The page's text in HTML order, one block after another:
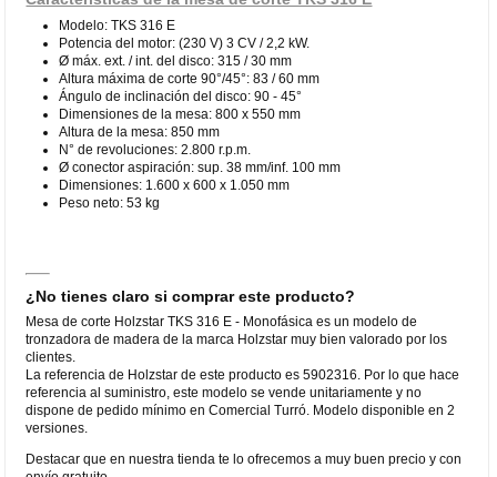
Modelo: TKS 316 E
Potencia del motor: (230 V) 3 CV / 2,2 kW.
Ø máx. ext. / int. del disco: 315 / 30 mm
Altura máxima de corte 90°/45°: 83 / 60 mm
Ángulo de inclinación del disco: 90 - 45°
Dimensiones de la mesa: 800 x 550 mm
Altura de la mesa: 850 mm
N° de revoluciones: 2.800 r.p.m.
Ø conector aspiración: sup. 38 mm/inf. 100 mm
Dimensiones: 1.600 x 600 x 1.050 mm
Peso neto: 53 kg
¿No tienes claro si comprar este producto?
Mesa de corte Holzstar TKS 316 E - Monofásica es un modelo de
tronzadora de madera de la marca Holzstar muy bien valorado por los
clientes.
La referencia de Holzstar de este producto es 5902316. Por lo que hace
referencia al suministro, este modelo se vende unitariamente y no
dispone de pedido mínimo en Comercial Turró. Modelo disponible en 2
versiones.
Destacar que en nuestra tienda te lo ofrecemos a muy buen precio y con